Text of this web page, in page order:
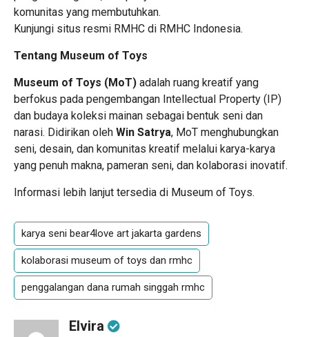
komunitas yang membutuhkan.
Kunjungi situs resmi RMHC di RMHC Indonesia.
Tentang Museum of Toys
Museum of Toys (MoT) adalah ruang kreatif yang
berfokus pada pengembangan Intellectual Property (IP)
dan budaya koleksi mainan sebagai bentuk seni dan
narasi. Didirikan oleh Win Satrya, MoT menghubungkan
seni, desain, dan komunitas kreatif melalui karya-karya
yang penuh makna, pameran seni, dan kolaborasi inovatif.
Informasi lebih lanjut tersedia di Museum of Toys.
karya seni bear4love art jakarta gardens
kolaborasi museum of toys dan rmhc
penggalangan dana rumah singgah rmhc
Elvira